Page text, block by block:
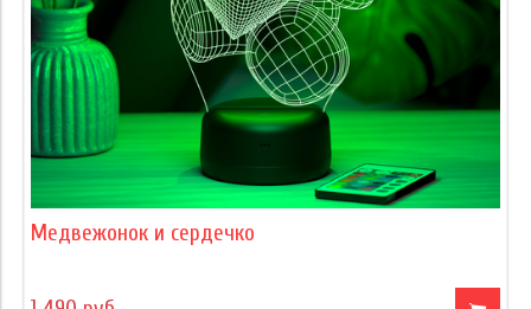
Медвежонок и сердечко